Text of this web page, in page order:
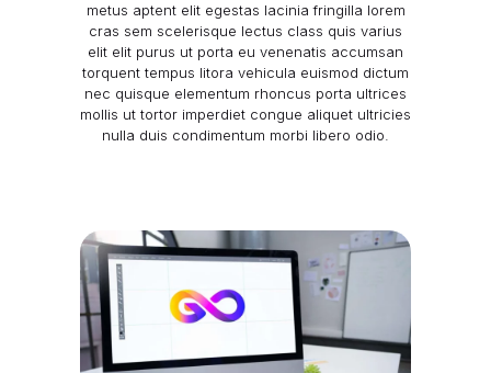
metus aptent elit egestas lacinia fringilla lorem
cras sem scelerisque lectus class quis varius
elit elit purus ut porta eu venenatis accumsan
torquent tempus litora vehicula euismod dictum
nec quisque elementum rhoncus porta ultrices
mollis ut tortor imperdiet congue aliquet ultricies
nulla duis condimentum morbi libero odio.